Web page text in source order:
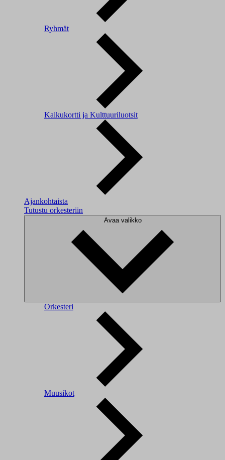
Ryhmät
Kaikukortti ja Kulttuuriluotsit
Ajankohtaista
Tutustu orkesteriin
Avaa valikko
Orkesteri
Muusikot